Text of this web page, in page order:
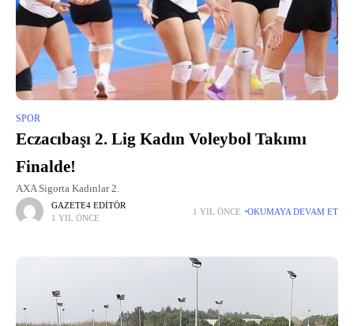
SPOR
Eczacıbaşı 2. Lig Kadın Voleybol Takımı
Finalde!
AXA Sigorta Kadınlar 2.
GAZETE4 EDITÖR
1 YIL ÖNCE
1 YIL ÖNCE OKUMAYA DEVAM ET